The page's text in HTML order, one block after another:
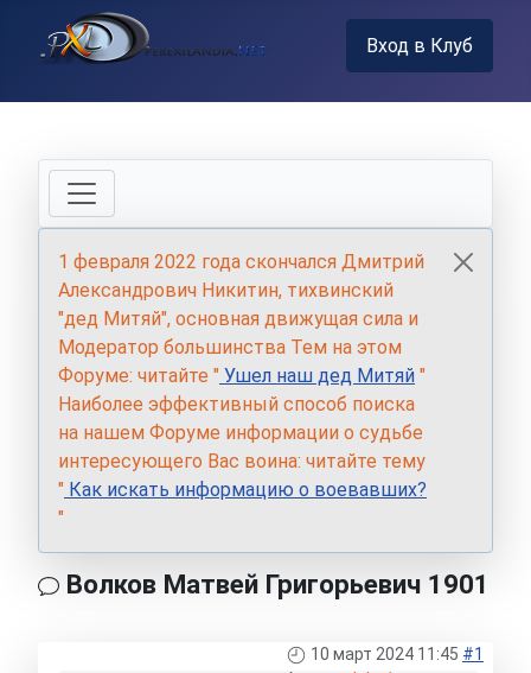
Вход в Клуб
1 февраля 2022 года скончался Дмитрий
Александрович Никитин, тихвинский
"дед Митяй", основная движущая сила и
Модератор большинства Тем на этом
Форуме: читайте " Ушел наш дед Митяй "
Наиболее эффективный способ поиска
на нашем Форуме информации о судьбе
интересующего Вас воина: читайте тему
" Как искать информацию о воевавших?
"
Волков Матвей Григорьевич 1901
10 март 2024 11:45 #1